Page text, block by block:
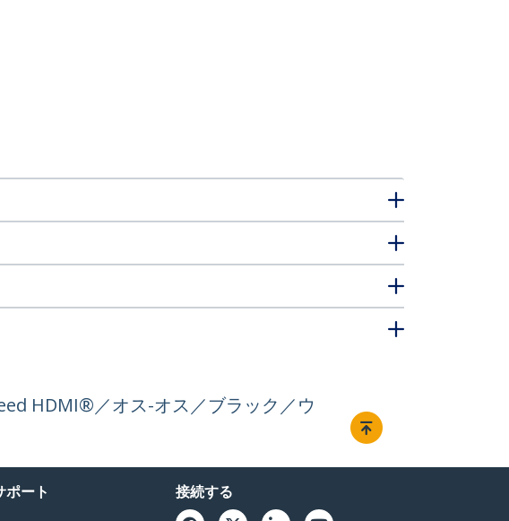
HDMI®／オス-オス／ブラック／ウ
ポート 接続する